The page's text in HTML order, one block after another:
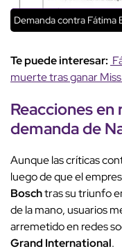
Demanda contra Fátima
Te puede interesar:
muerte tras ganar
Reacciones en
demanda de
Aunque las críticas
luego de que el
Boschtras su triunfo
de la mano, usuarios
arremetido en redes
Grand International.